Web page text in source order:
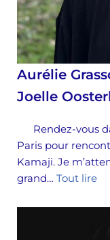
Aurélie
Joelle
Rendez-vous
Paris pour
Kamaji. Je
grand… Tout lire